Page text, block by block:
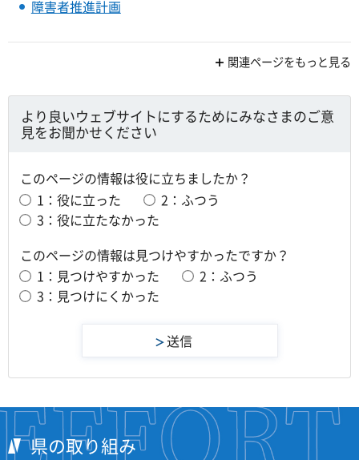
障害者推進計画
関連ページをもっと見る
より良いウェブサイトにするためにみなさまのご意
見をお聞かせください
このページの情報は役に立ちましたか？
1：役に立った
2：ふつう
3：役に立たなかった
このページの情報は見つけやすかったですか？
1：見つけやすかった
2：ふつう
3：見つけにくかった
県の取り組み